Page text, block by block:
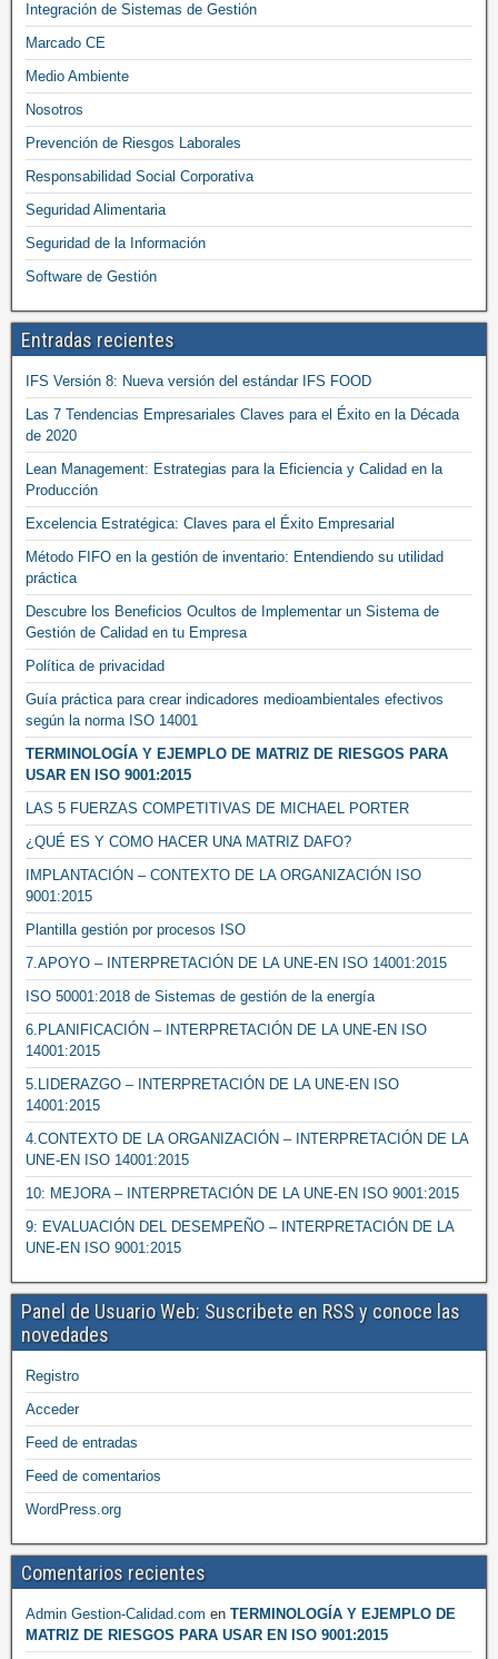
Integración de Sistemas de Gestión
Marcado CE
Medio Ambiente
Nosotros
Prevención de Riesgos Laborales
Responsabilidad Social Corporativa
Seguridad Alimentaria
Seguridad de la Información
Software de Gestión
Entradas recientes
IFS Versión 8: Nueva versión del estándar IFS FOOD
Las 7 Tendencias Empresariales Claves para el Éxito en la Década
de 2020
Lean Management: Estrategias para la Eficiencia y Calidad en la
Producción
Excelencia Estratégica: Claves para el Éxito Empresarial
Método FIFO en la gestión de inventario: Entendiendo su utilidad
práctica
Descubre los Beneficios Ocultos de Implementar un Sistema de
Gestión de Calidad en tu Empresa
Política de privacidad
Guía práctica para crear indicadores medioambientales efectivos
según la norma ISO 14001
TERMINOLOGÍA Y EJEMPLO DE MATRIZ DE RIESGOS PARA
USAR EN ISO 9001:2015
LAS 5 FUERZAS COMPETITIVAS DE MICHAEL PORTER
¿QUÉ ES Y COMO HACER UNA MATRIZ DAFO?
IMPLANTACIÓN – CONTEXTO DE LA ORGANIZACIÓN ISO
9001:2015
Plantilla gestión por procesos ISO
7.APOYO – INTERPRETACIÓN DE LA UNE-EN ISO 14001:2015
ISO 50001:2018 de Sistemas de gestión de la energía
6.PLANIFICACIÓN – INTERPRETACIÓN DE LA UNE-EN ISO
14001:2015
5.LIDERAZGO – INTERPRETACIÓN DE LA UNE-EN ISO
14001:2015
4.CONTEXTO DE LA ORGANIZACIÓN – INTERPRETACIÓN DE LA
UNE-EN ISO 14001:2015
10: MEJORA – INTERPRETACIÓN DE LA UNE-EN ISO 9001:2015
9: EVALUACIÓN DEL DESEMPEÑO – INTERPRETACIÓN DE LA
UNE-EN ISO 9001:2015
Panel de Usuario Web: Suscribete en RSS y conoce las
novedades
Registro
Acceder
Feed de entradas
Feed de comentarios
WordPress.org
Comentarios recientes
Admin Gestion-Calidad.com en TERMINOLOGÍA Y EJEMPLO DE
MATRIZ DE RIESGOS PARA USAR EN ISO 9001:2015